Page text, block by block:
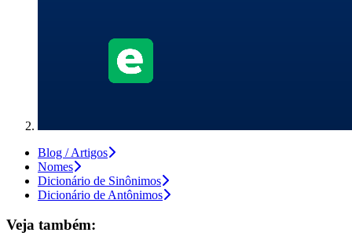
Blog / Artigos
Nomes
Dicionário de Sinônimos
Dicionário de Antônimos
Veja também: